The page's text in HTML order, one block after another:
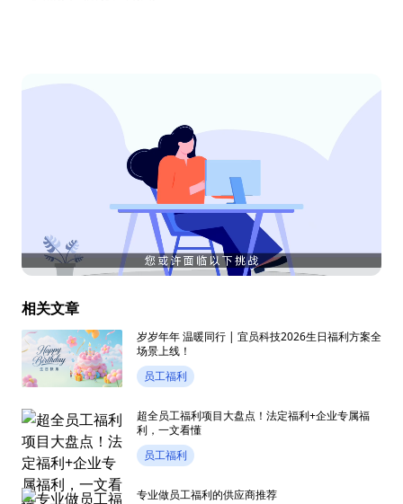
相关文章
岁岁年年 温暖同行 | 宜员科技2026生日福利方案全
场景上线！
员工福利
超全员工福利项目大盘点！法定福利+企业专属福
利，一文看懂
员工福利
专业做员工福利的供应商推荐